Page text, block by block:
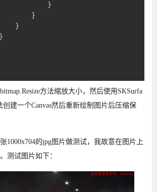
}
}
}
}
方法缩放大小，然后使用SKSurfa
创建一个Canvas然后重新绘制图片后压缩保
1000x704的jpg图片做测试，我故意在图片上
测试图片如下：